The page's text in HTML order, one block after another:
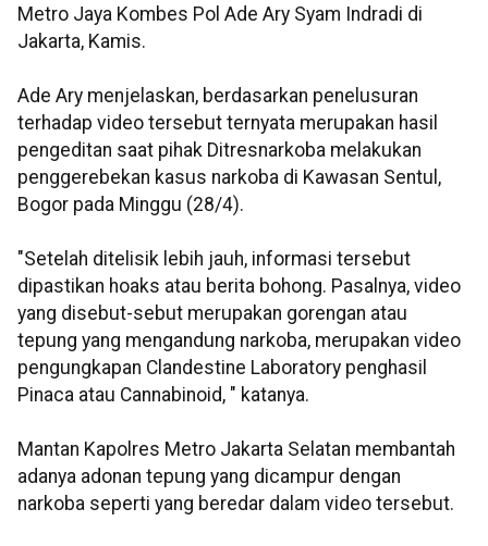
Metro Jaya Kombes Pol Ade Ary Syam Indradi di
Jakarta, Kamis.
Ade Ary menjelaskan, berdasarkan penelusuran
terhadap video tersebut ternyata merupakan hasil
pengeditan saat pihak Ditresnarkoba melakukan
penggerebekan kasus narkoba di Kawasan Sentul,
Bogor pada Minggu (28/4).
"Setelah ditelisik lebih jauh, informasi tersebut
dipastikan hoaks atau berita bohong. Pasalnya, video
yang disebut-sebut merupakan gorengan atau
tepung yang mengandung narkoba, merupakan video
pengungkapan Clandestine Laboratory penghasil
Pinaca atau Cannabinoid, " katanya.
Mantan Kapolres Metro Jakarta Selatan membantah
adanya adonan tepung yang dicampur dengan
narkoba seperti yang beredar dalam video tersebut.